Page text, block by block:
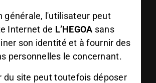
générale, l'utilisateur peut
Internet de L’HEGOA sans
son identité et à fournir des
personnelles le concernant.
du site peut toutefois déposer